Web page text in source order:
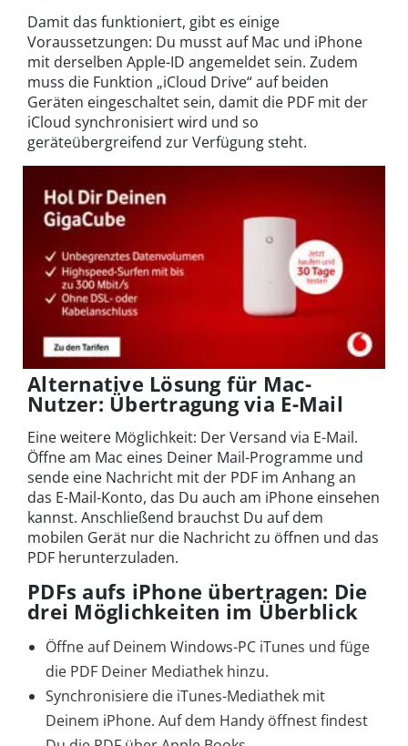
Damit das funktioniert, gibt es einige
Voraussetzungen: Du musst auf Mac und iPhone
mit derselben Apple-ID angemeldet sein. Zudem
muss die Funktion „iCloud Drive“ auf beiden
Geräten eingeschaltet sein, damit die PDF mit der
iCloud synchronisiert wird und so
geräteübergreifend zur Verfügung steht.
Alternative Lösung für Mac-
Nutzer: Übertragung via E-Mail
Eine weitere Möglichkeit: Der Versand via E-Mail.
Öffne am Mac eines Deiner Mail-Programme und
sende eine Nachricht mit der PDF im Anhang an
das E-Mail-Konto, das Du auch am iPhone einsehen
kannst. Anschließend brauchst Du auf dem
mobilen Gerät nur die Nachricht zu öffnen und das
PDF herunterzuladen.
PDFs aufs iPhone übertragen: Die
drei Möglichkeiten im Überblick
Öffne auf Deinem Windows-PC iTunes und füge
die PDF Deiner Mediathek hinzu.
Synchronisiere die iTunes-Mediathek mit
Deinem iPhone. Auf dem Handy öffnest findest